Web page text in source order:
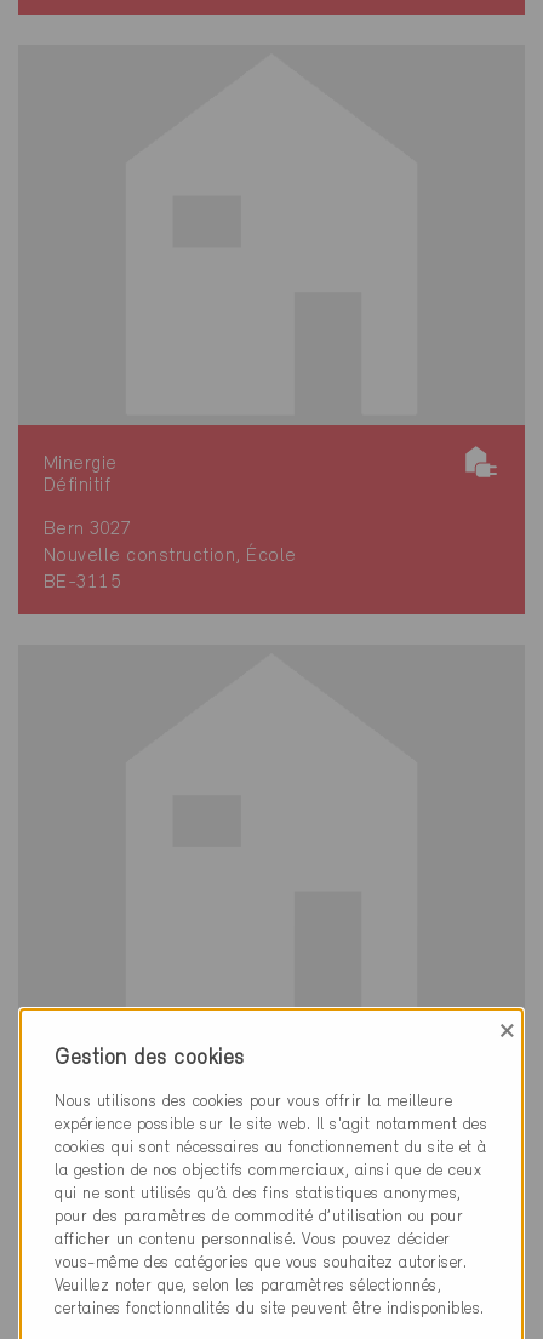
Minergie
Définitif
Bern 3027
Nouvelle construction, École
BE-3115
Minergie
Bern 3027
Nouvelle construction, École
BE-3114
Gestion des cookies
×
Nous utilisons des cookies pour vous offrir la meilleure
expérience possible sur le site web. Il s'agit notamment des
cookies qui sont nécessaires au fonctionnement du site et à
la gestion de nos objectifs commerciaux, ainsi que de ceux
qui ne sont utilisés qu’à des fins statistiques anonymes,
pour des paramètres de commodité d’utilisation ou pour
afficher un contenu personnalisé. Vous pouvez décider
vous-même des catégories que vous souhaitez autoriser.
Veuillez noter que, selon les paramètres sélectionnés,
certaines fonctionnalités du site peuvent être indisponibles.